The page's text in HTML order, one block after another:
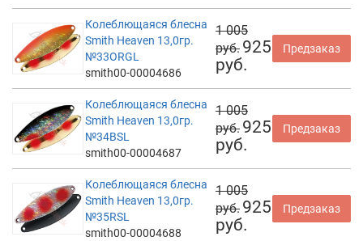
Колеблющаяся блесна
Smith Heaven 13,0гр.
№33ORGL
smith00-00004686
1 005
руб. 925
руб.
Предзаказ
Колеблющаяся блесна
Smith Heaven 13,0гр.
№34BSL
smith00-00004687
1 005
руб. 925
руб.
Предзаказ
Колеблющаяся блесна
Smith Heaven 13,0гр.
№35RSL
smith00-00004688
1 005
руб. 925
руб.
Предзаказ